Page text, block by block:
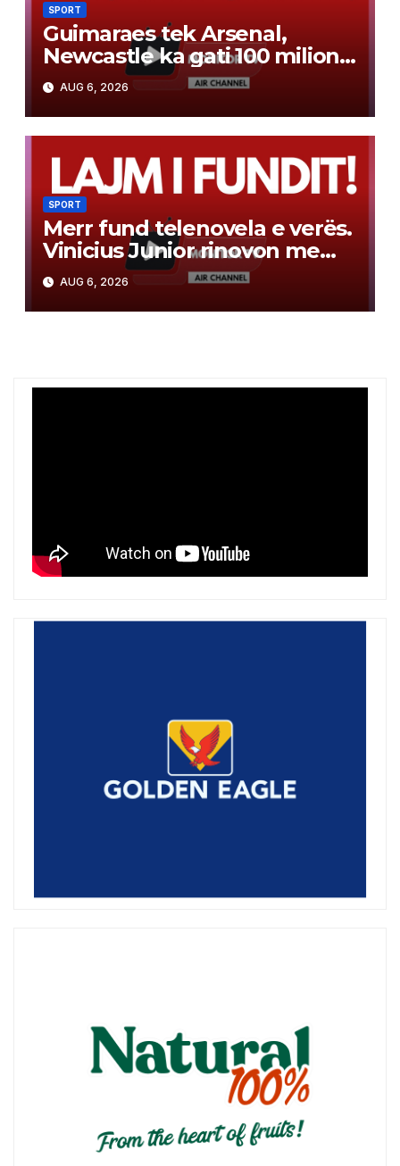
SPORT
Guimaraes tek Arsenal,
Newcastle ka gati 100 milionë
euro për yllin e Bundesligës
AUG 6, 2026
SPORT
Merr fund telenovela e verës.
Vinicius Junior rinovon me
Real Madridin. Ja njoftimi
zyrtar
AUG 6, 2026